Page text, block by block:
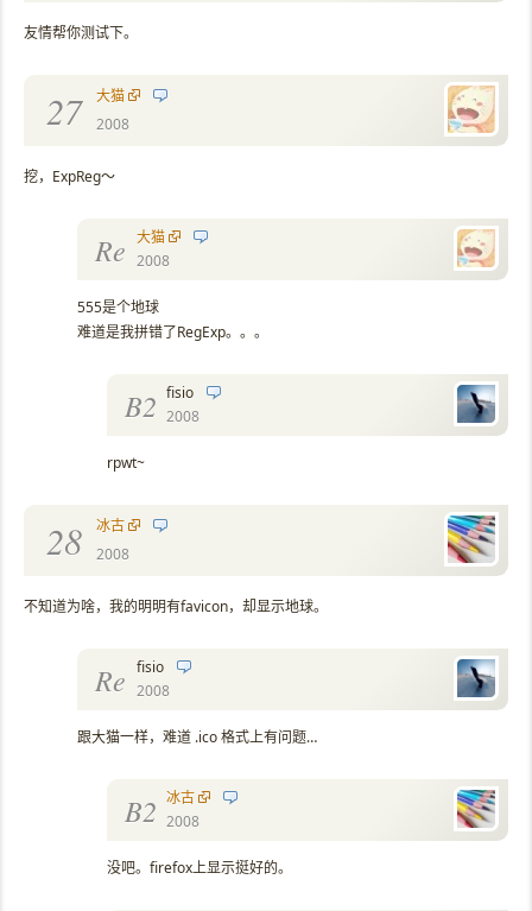
友情帮你测试下。
27
大猫
2008
挖，ExpReg～
Re 大猫
2008
555是个地球
难道是我拼错了RegExp。。。
B2 fisio
2008
rpwt~
28
冰古
2008
不知道为啥，我的明明有favicon，却显示地球。
Re fisio
2008
跟大猫一样，难道 .ico 格式上有问题…
B2 冰古
2008
没吧。firefox上显示挺好的。